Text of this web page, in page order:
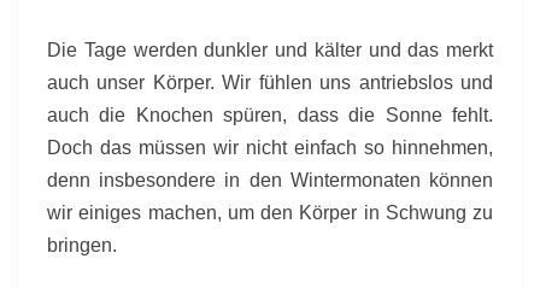
VERLOSUNG
Die Tage werden dunkler und kälter und das merkt
auch unser Körper. Wir fühlen uns antriebslos und
auch die Knochen spüren, dass die Sonne fehlt.
Doch das müssen wir nicht einfach so hinnehmen,
denn insbesondere in den Wintermonaten können
wir einiges machen, um den Körper in Schwung zu
bringen.